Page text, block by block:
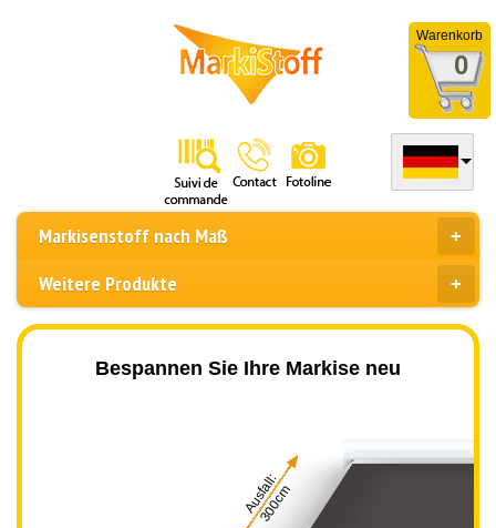
Warenkorb
0
Markisenstoff nach Maß
Weitere Produkte
Bespannen Sie Ihre Markise neu
Ausfall:
300cm